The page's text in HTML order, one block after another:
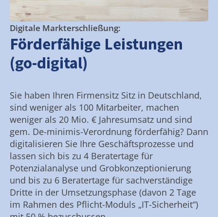
Digitale Markterschließung:
Förderfähige Leistungen
(go-digital)
Sie haben Ihren Firmensitz Sitz in Deutschland,
sind weniger als 100 Mitarbeiter, machen
weniger als 20 Mio. € Jahresumsatz und sind
gem. De-minimis-Verordnung förderfähig? Dann
digitalisieren Sie Ihre Geschäftsprozesse und
lassen sich bis zu 4 Beratertage für
Potenzialanalyse und Grobkonzeptionierung
und bis zu 6 Beratertage für sachverständige
Dritte in der Umsetzungsphase (davon 2 Tage
im Rahmen des Pflicht-Moduls „IT-Sicherheit“)